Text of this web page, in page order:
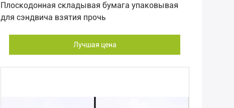
Плоскодонная складывая бумага упаковывая
для сэндвича взятия прочь
Лучшая цена